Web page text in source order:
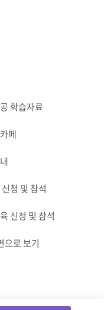
학습자료
페
청 및 참석
신청 및 참석
으로 보기